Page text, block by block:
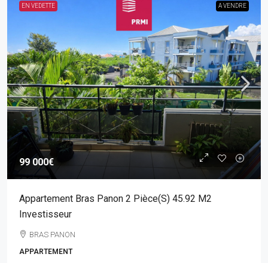
EN VEDETTE A VENDRE
99 000€
Appartement Bras Panon 2 Pièce(s) 45.92 M2
Investisseur
BRAS PANON
APPARTEMENT